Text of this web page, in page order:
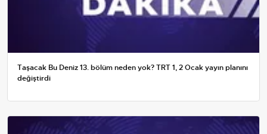
Taşacak Bu Deniz 13. bölüm neden yok? TRT 1, 2 Ocak yayın planını
değiştirdi